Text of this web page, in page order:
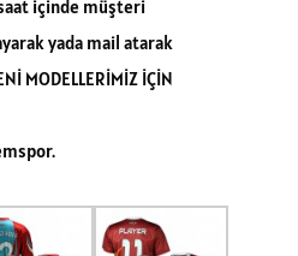
içinde müşteri
yada mail atarak
MODELLERİMİZ İÇİN